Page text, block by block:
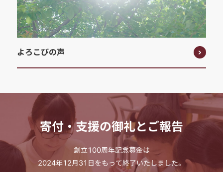
よろこびの声
寄付・支援の御礼とご報告
創立100周年記念募金は
2024年12月31日をもって終了いたしました。